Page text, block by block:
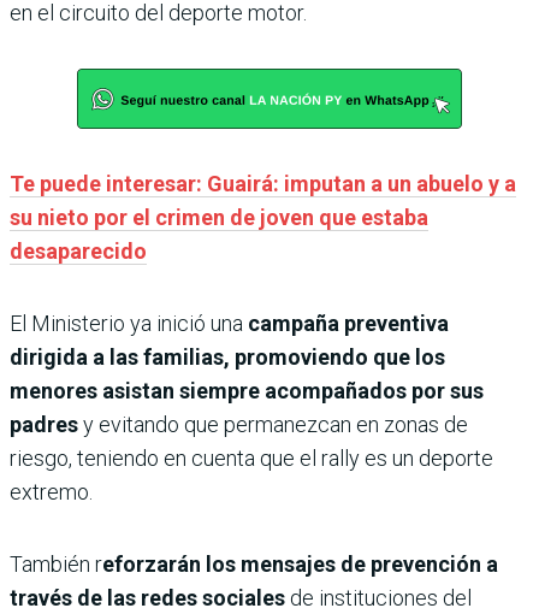
en el circuito del deporte motor.
Te puede interesar: Guairá: imputan a un abuelo y a
su nieto por el crimen de joven que estaba
desaparecido
El Ministerio ya inició una campaña preventiva
dirigida a las familias, promoviendo que los
menores asistan siempre acompañados por sus
padresy evitando que permanezcan en zonas de
riesgo, teniendo en cuenta que el rally es un deporte
extremo.
También reforzarán los mensajes de prevención a
través de las redes sociales de instituciones del